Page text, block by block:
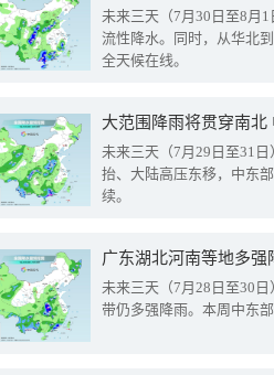
未来三天（7月30日至8月
流性降水。同时，从华北
全天候在线。
大范围降雨将贯穿南
未来三天（7月29日至31
抬、大陆高压东移，中东
续。
广东湖北河南等地多
未来三天（7月28日至30
带仍多强降雨。本周中东